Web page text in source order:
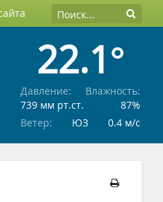
22.1°
Давление:
739 мм рт.ст.
Влажность:
87%
Ветер:
ЮЗ 0.4 м/c